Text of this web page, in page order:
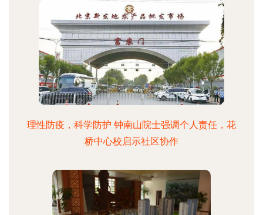
理性防疫，科学防护 钟南山院士强调个人责任，花
桥中心校启示社区协作